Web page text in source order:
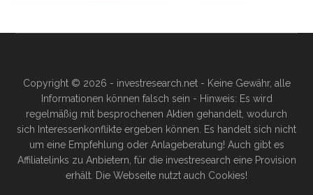
Copyright © 2026 - investresearch.net - Keine Gewähr, alle
Informationen können falsch sein - Hinweis: Es wird
regelmäßig mit besprochenen Aktien gehandelt, wodurch
sich Interessenkonflikte ergeben können. Es handelt sich nicht
um eine Empfehlung oder Anlageberatung! Auch gibt es
Affiliatelinks zu Anbietern, für die investresearch eine Provision
erhält. Die Webseite nutzt auch Cookies!